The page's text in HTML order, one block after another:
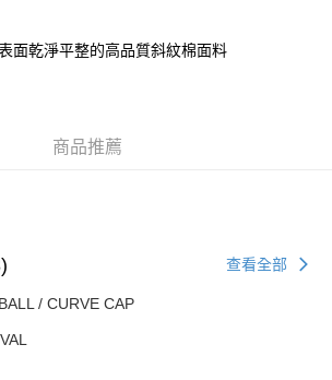
或以上免運費
運費表
面乾淨平整的高品質斜紋棉面料
商品推薦
查看全部
/ CURVE CAP